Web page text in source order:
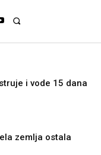
i vode 15 dana
zemlja ostala